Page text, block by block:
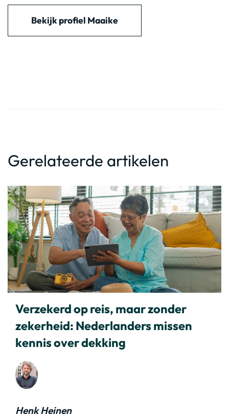
Bekijk profiel Maaike
Gerelateerde artikelen
Verzekerd op reis, maar zonder
zekerheid: Nederlanders missen
kennis over dekking
Henk Heinen